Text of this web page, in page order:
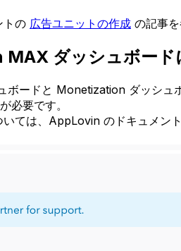
トの 広告ユニットの作成 の記事を
ダッシュボード
ードと Monetization ダッシュ
必要です。
ては、AppLovin のドキュメン